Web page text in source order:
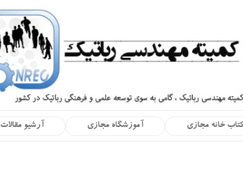
آرشیو مقالات آموزشگاه مجازی خانه مجازی